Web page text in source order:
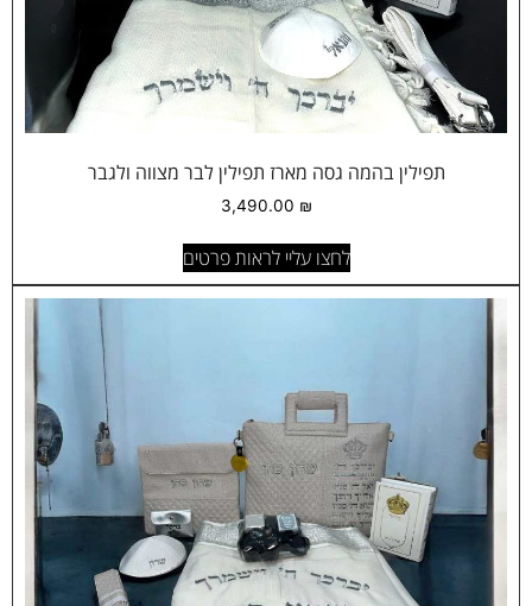
תפילין בהמה גסה מארז תפילין לבר מצווה ולגבר
3,490.00 ₪
לחצו עליי לראות פרטים